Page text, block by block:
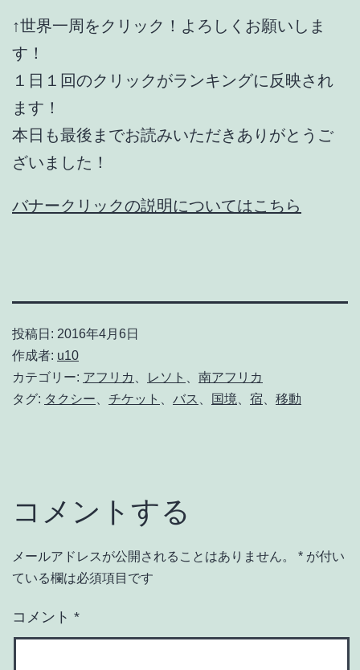
↑世界一周をクリック！よろしくお願いしま
す！
１日１回のクリックがランキングに反映され
ます！
本日も最後までお読みいただきありがとうご
ざいました！
バナークリックの説明についてはこちら
投稿日: 2016年4月6日
作成者: u10
カテゴリー: アフリカ レソト
南アフリカ
タグ: タクシー チケット バス 国境 宿 移動
コメントする
メールアドレスが公開されることはありません。 * が付い
ている欄は必須項目です
コメント *